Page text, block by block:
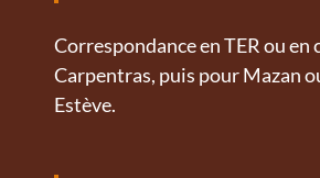
Correspondance en TER ou en
Carpentras, puis pour Mazan
Estève.